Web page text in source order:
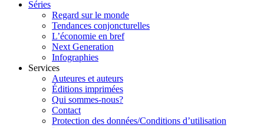
Séries
Regard sur le monde
Tendances conjoncturelles
L’économie en bref
Next Generation
Infographies
Services
Auteures et auteurs
Éditions imprimées
Qui sommes-nous?
Contact
Protection des données/Conditions d’utilisation